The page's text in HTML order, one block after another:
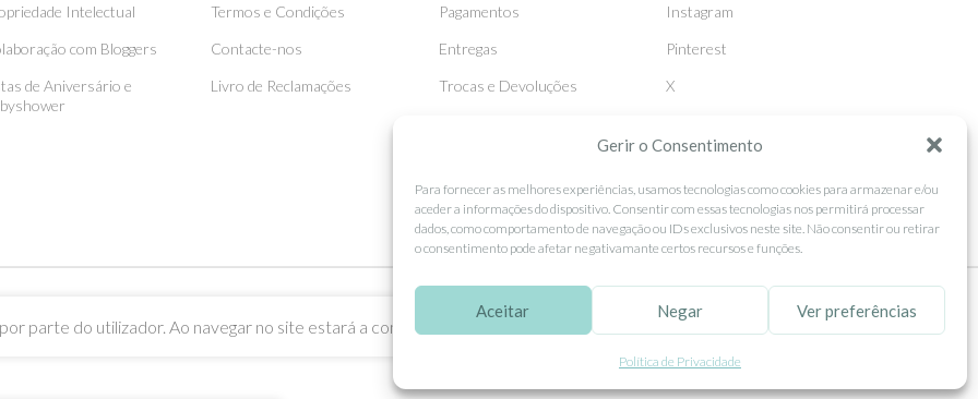
Gerir o Consentimento
Para fornecer as melhores experiências, usamos tecnologias como cookies para armazenar e/ou
aceder a informações do dispositivo. Consentir com essas tecnologias nos permitirá processar
dados, como comportamento de navegação ou IDs exclusivos neste site. Não consentir ou retirar
o consentimento pode afetar negativamante certos recursos e funções.
Aceitar Negar Ver preferências
Política de Privacidade
Intelectual
com Bloggers
de Aniversário e
Termos e Condições
Contacte-nos
Livro de Reclamações
Pagamentos
Entregas
Trocas e Devoluções
Instagram
Pinterest
X
parte do utilizador. Ao navegar no site estará a consentir a sua utilização. MORE INFO ACCEPT